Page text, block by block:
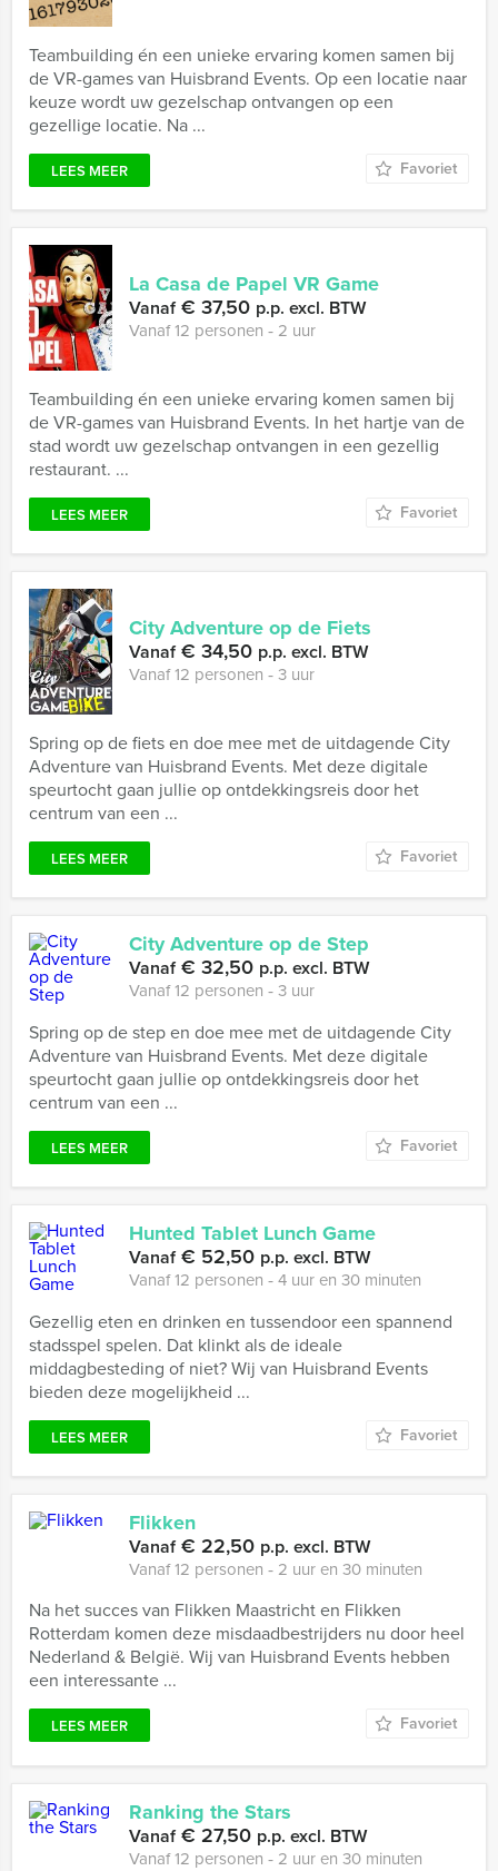
Teambuilding én een unieke ervaring komen samen bij
de VR-games van Huisbrand Events. Op een locatie naar
keuze wordt uw gezelschap ontvangen op een
gezellige locatie. Na ...
LEES MEER Favoriet
La Casa de Papel VR Game
Vanaf€ 37,50 p.p. excl. BTW
Vanaf 12 personen ‐ 2 uur
Teambuilding én een unieke ervaring komen samen bij
de VR-games van Huisbrand Events. In het hartje van de
stad wordt uw gezelschap ontvangen in een gezellig
restaurant. ...
LEES MEER Favoriet
City Adventure op de Fiets
Vanaf€ 34,50 p.p. excl. BTW
Vanaf 12 personen ‐ 3 uur
Spring op de fiets en doe mee met de uitdagende City
Adventure van Huisbrand Events. Met deze digitale
speurtocht gaan jullie op ontdekkingsreis door het
centrum van een ...
LEES MEER Favoriet
City Adventure op de Step
Vanaf€ 32,50 p.p. excl. BTW
Vanaf 12 personen ‐ 3 uur
Spring op de step en doe mee met de uitdagende City
Adventure van Huisbrand Events. Met deze digitale
speurtocht gaan jullie op ontdekkingsreis door het
centrum van een ...
LEES MEER Favoriet
Hunted Tablet Lunch Game
Vanaf€ 52,50 p.p. excl. BTW
Vanaf 12 personen ‐ 4 uur en 30 minuten
Gezellig eten en drinken en tussendoor een spannend
stadsspel spelen. Dat klinkt als de ideale
middagbesteding of niet? Wij van Huisbrand Events
bieden deze mogelijkheid ...
LEES MEER Favoriet
Flikken
Vanaf€ 22,50 p.p. excl. BTW
Vanaf 12 personen ‐ 2 uur en 30 minuten
Na het succes van Flikken Maastricht en Flikken
Rotterdam komen deze misdaadbestrijders nu door heel
Nederland & België. Wij van Huisbrand Events hebben
een interessante ...
LEES MEER Favoriet
Ranking the Stars
Vanaf€ 27,50 p.p. excl. BTW
Vanaf 12 personen ‐ 2 uur en 30 minuten